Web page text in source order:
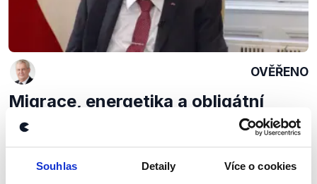
Souhlas Detaily Více o cookies
OVĚŘENO
Migrace, energetika a obligátní
(údajně) Churchillův citát
13. května 2022
Miloš Zeman v Partii mluvil o rozdílech mezi